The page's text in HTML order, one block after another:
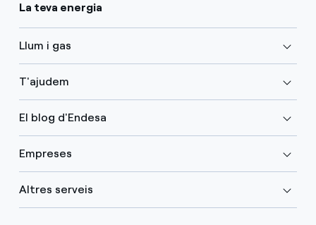
La teva energia
Llum i gas
T'ajudem
El blog d'Endesa
Empreses
Altres serveis